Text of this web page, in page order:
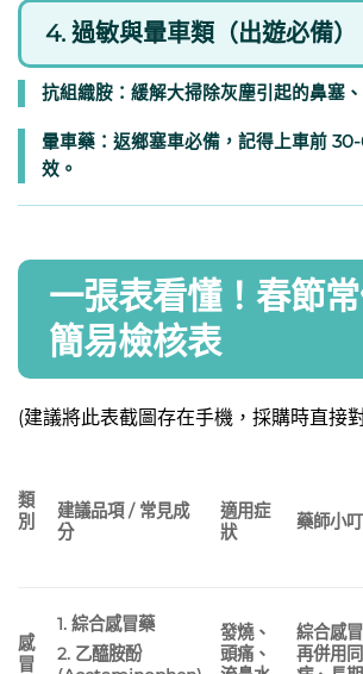
4. 過敏與暈車類（出遊必備）
抗組織胺：緩解大掃除灰塵引起的鼻塞
暈車藥：返鄉塞車必備，記得上車前
效。
一張表看懂！春節
簡易檢核表
(建議將此表截圖存在手機，採購時直接
類
別
建議品項 / 常見成
分
適用症
狀
藥師小
感
冒
1. 綜合感冒藥
2. 乙醯胺酚
發燒、
頭痛、
綜合感
再併用